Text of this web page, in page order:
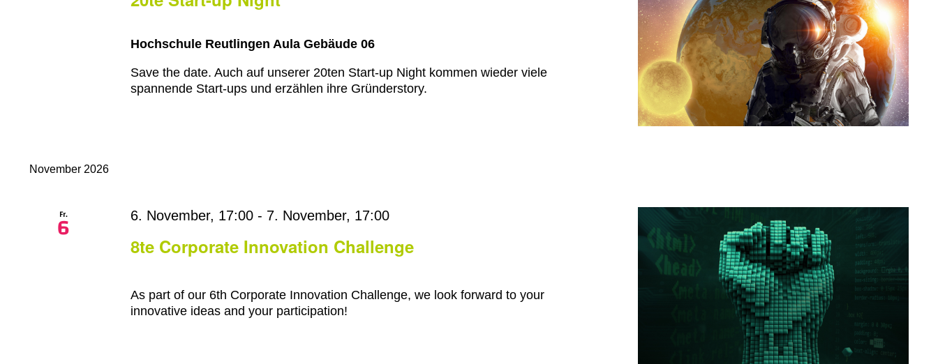
Hochschule Reutlingen Aula Gebäude 06
Save the date. Auch auf unserer 20ten Start-up Night kommen wieder viele
spannende Start-ups und erzählen ihre Gründerstory.
November 2026
Fr.
6 8te Corporate Innovation Challenge
6. November, 17:00 - 7. November, 17:00
As part of our 6th Corporate Innovation Challenge, we look forward to your
innovative ideas and your participation!